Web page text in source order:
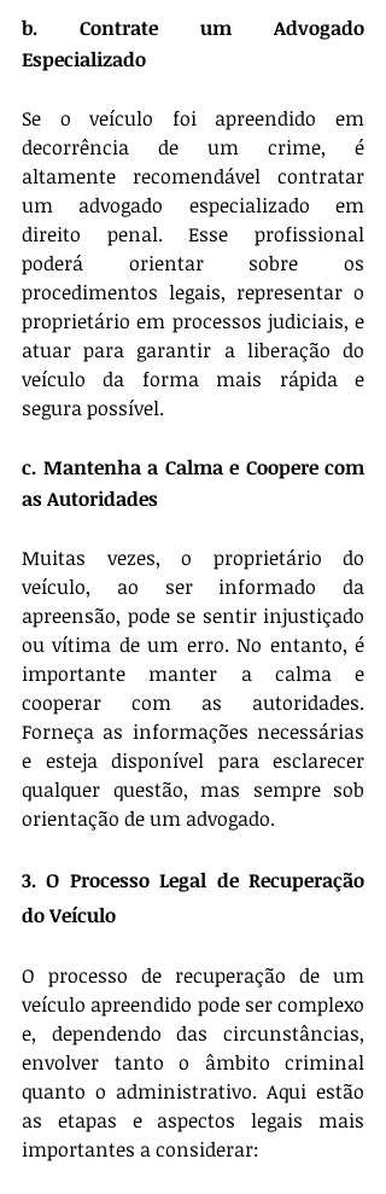
b. Contrate um Advogado
Especializado
Se o veículo foi apreendido em
decorrência de um crime, é
altamente recomendável contratar
um advogado especializado em
direito penal. Esse profissional
poderá orientar sobre os
procedimentos legais, representar o
proprietário em processos judiciais, e
atuar para garantir a liberação do
veículo da forma mais rápida e
segura possível.
c. Mantenha a Calma e Coopere com
as Autoridades
Muitas vezes, o proprietário do
veículo, ao ser informado da
apreensão, pode se sentir injustiçado
ou vítima de um erro. No entanto, é
importante manter a calma e
cooperar com as autoridades.
Forneça as informações necessárias
e esteja disponível para esclarecer
qualquer questão, mas sempre sob
orientação de um advogado.
3. O Processo Legal de Recuperação
do Veículo
O processo de recuperação de um
veículo apreendido pode ser complexo
e, dependendo das circunstâncias,
envolver tanto o âmbito criminal
quanto o administrativo. Aqui estão
as etapas e aspectos legais mais
importantes a considerar: